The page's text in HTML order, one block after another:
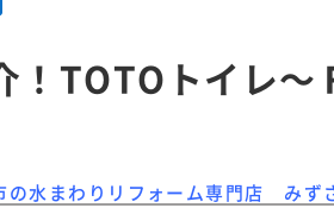
！TOTOトイレ～
の水まわりリフォーム専門店 みず